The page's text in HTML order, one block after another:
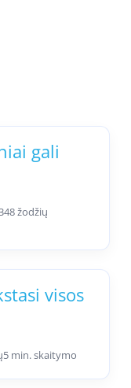
gali
žodžių
visos
5 min. skaitymo